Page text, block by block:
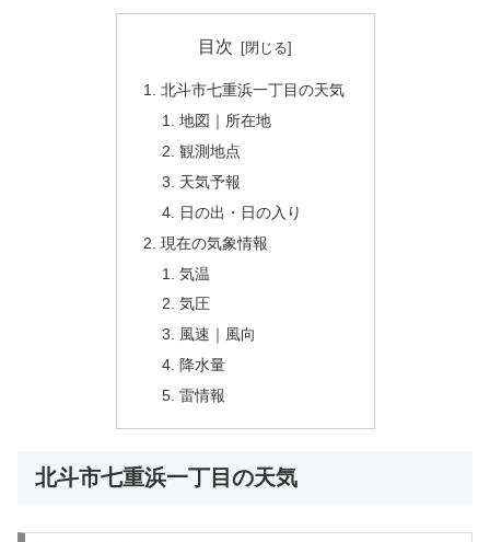
目次
北斗市七重浜一丁目の天気
地図｜所在地
観測地点
天気予報
日の出・日の入り
現在の気象情報
気温
気圧
風速｜風向
降水量
雷情報
北斗市七重浜一丁目の天気